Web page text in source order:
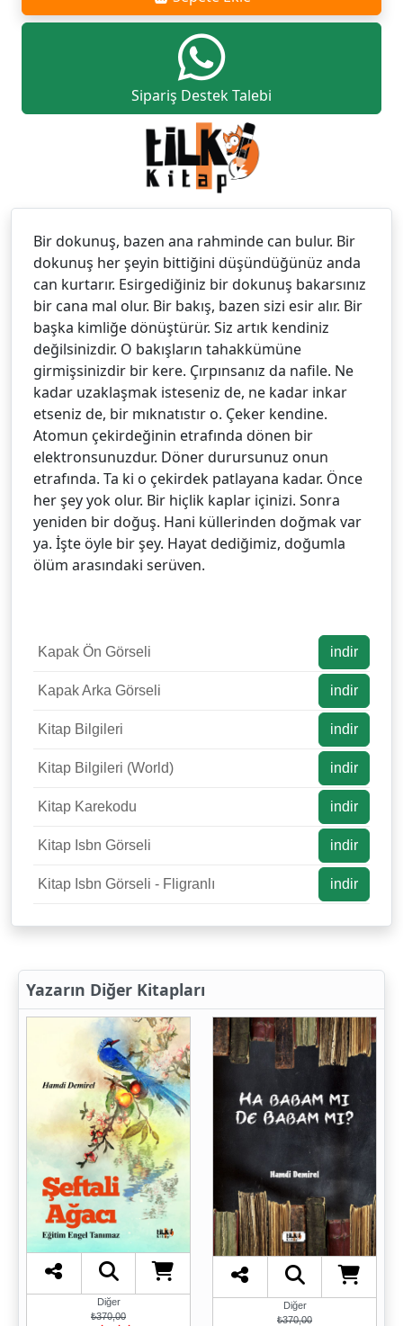
Sipariş Destek Talebi
Bir dokunuş, bazen ana rahminde can bulur. Bir
dokunuş her şeyin bittiğini düşündüğünüz anda
can kurtarır. Esirgediğiniz bir dokunuş bakarsınız
bir cana mal olur. Bir bakış, bazen sizi esir alır. Bir
başka kimliğe dönüştürür. Siz artık kendiniz
değilsinizdir. O bakışların tahakkümüne
girmişsinizdir bir kere. Çırpınsanız da nafile. Ne
kadar uzaklaşmak isteseniz de, ne kadar inkar
etseniz de, bir mıknatıstır o. Çeker kendine.
Atomun çekirdeğinin etrafında dönen bir
elektronsunuzdur. Döner durursunuz onun
etrafında. Ta ki o çekirdek patlayana kadar. Önce
her şey yok olur. Bir hiçlik kaplar içinizi. Sonra
yeniden bir doğuş. Hani küllerinden doğmak var
ya. İşte öyle bir şey. Hayat dediğimiz, doğumla
ölüm arasındaki serüven.
Kapak Ön Görseli indir
Kapak Arka Görseli indir
Kitap Bilgileri indir
Kitap Bilgileri (World) indir
Kitap Karekodu indir
Kitap Isbn Görseli indir
Kitap Isbn Görseli - Fligranlı indir
Yazarın Diğer Kitapları
Diğer
₺370,00
Diğer
₺370,00